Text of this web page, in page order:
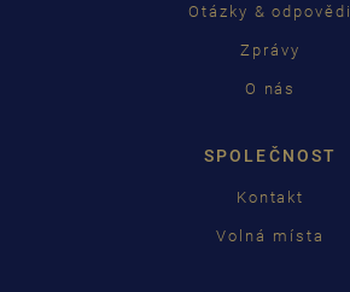
Otázky & odpovědi
Zprávy
O nás
SPOLEČNOST
Kontakt
Volná místa